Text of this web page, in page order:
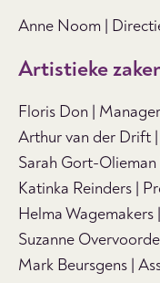
Anne Noom |
Artistieke
Floris Don |
Arthur van der Drift
Sarah Gort-
Katinka Reinders |
Helma
Suzanne
Mark Beursgens |